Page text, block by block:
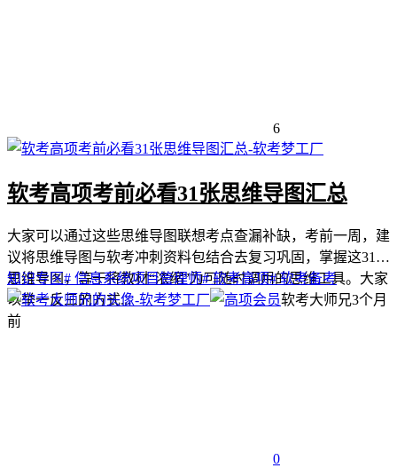
6
软考高项考前必看31张思维导图汇总
大家可以通过这些思维导图联想考点查漏补缺，考前一周，建
议将思维导图与软考冲刺资料包结合去复习巩固，掌握这31张
思维导图，等于将教材“浓缩”为可随时调用的思维工具。大家
以举一反三的方式...
知识专区# 信息系统项目管理师# 软考高项# 软考备考
软考大师兄3个月
前
0